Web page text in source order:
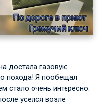
достала газовую
похода! Я пообещал
стало очень интересно.
уселся возле